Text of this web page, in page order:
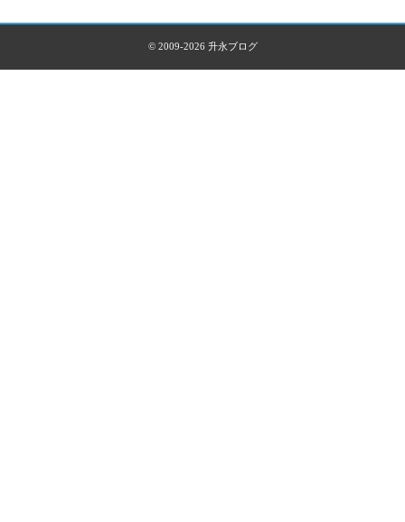
© 2009-2026 升永ブログ